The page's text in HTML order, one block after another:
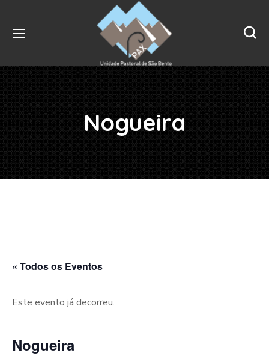
Nogueira
« Todos os Eventos
Este evento já decorreu.
Nogueira